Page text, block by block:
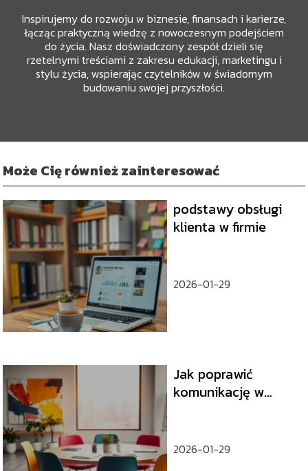
Inspirujemy do rozwoju w biznesie, finansach i karierze,
łącząc praktyczną wiedzę z nowoczesnym podejściem
do życia. Nasz doświadczony zespół dzieli się
rzetelnymi treściami z zakresu edukacji, marketingu i
stylu życia, wspierając czytelników w świadomym
budowaniu swojej przyszłości.
Może Cię również zainteresować
podstawy obsługi
klienta w firmie
2026-01-29
Jak poprawić
komunikację w
2026-01-29